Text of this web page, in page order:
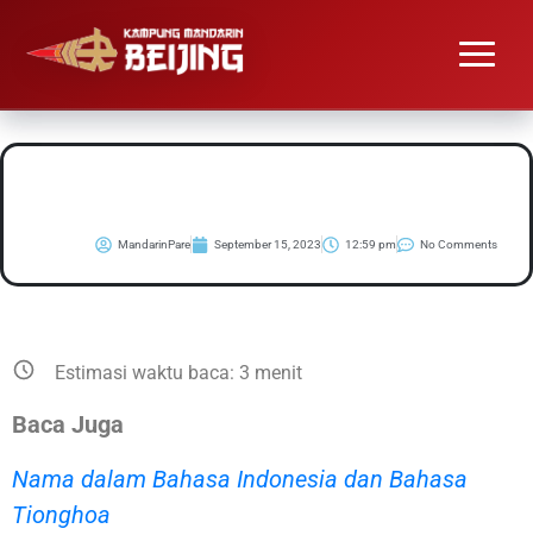
Keluarga Dalam Bahasa
Mandarin
MandarinPare September 15, 2023 12:59 pm No Comments
Estimasi waktu baca: 3 menit
Baca Juga
Nama dalam Bahasa Indonesia dan Bahasa
Tionghoa